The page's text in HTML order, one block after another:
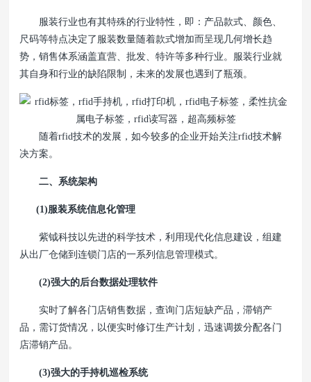
服装行业也有其特殊的行业特性，即：产品款式、颜色、
尺码等特点决定了服装数量随着款式增加而呈现几何增长趋
势，销售体系涵盖直营、批发、特许等多种行业。服装行业就
其自身和行业的缺陷限制，未来的发展也遇到了瓶颈。
随着rfid技术的发展，如今较多的企业开始关注rfid技术解
决方案。
二、系统架构
(1)服装系统信息化管理
紫钺科技以先进的科学技术，利用现代化信息建设，组建
从出厂仓储到连锁门店的一系列信息管理模式。
(2)强大的后台数据处理软件
实时了解各门店销售数据，查询门店短缺产品，滞销产
品，需订货情况，以便实时修订生产计划，迅速调拨分配各门
店滞销产品。
(3)强大的手持机巡检系统